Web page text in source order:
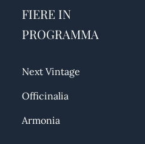
FIERE IN
PROGRAMMA
Next Vintage
Officinalia
Armonia